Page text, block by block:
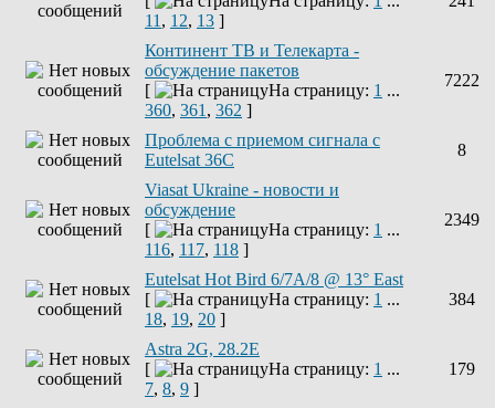
11 , 12, 13 ]
Континент ТВ и Телекарта -
обсуждение пакетов
[
На страницу: 1 ...
360, 361 , 362 ]
7222
Проблема с приемом сигнала с
Eutelsat 36C
8
Viasat Ukraine - новости и
обсуждение
[
На страницу: 1 ...
116, 117, 118 ]
2349
Eutelsat Hot Bird 6/7A/8 @ 13° East
[
На страницу: 1 ...
18, 19, 20 ]
384
Astra 2G, 28.2E
[
На страницу: 1 ...
7, 8, 9 ]
179